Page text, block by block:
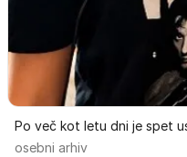
Po več kot letu dni je spet
osebni arhiv